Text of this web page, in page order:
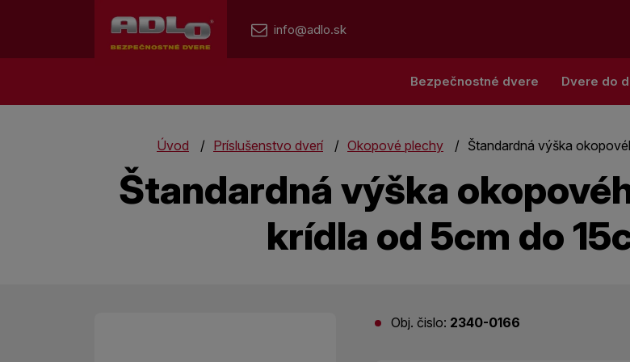
info@adlo.sk
Bezpečnostné dvere Dvere do
Úvod Príslušenstvo dverí Okopové plechy Štandardná výška
Štandardná výška
krídla od 5cm do
Obj. čislo: 2340-0166